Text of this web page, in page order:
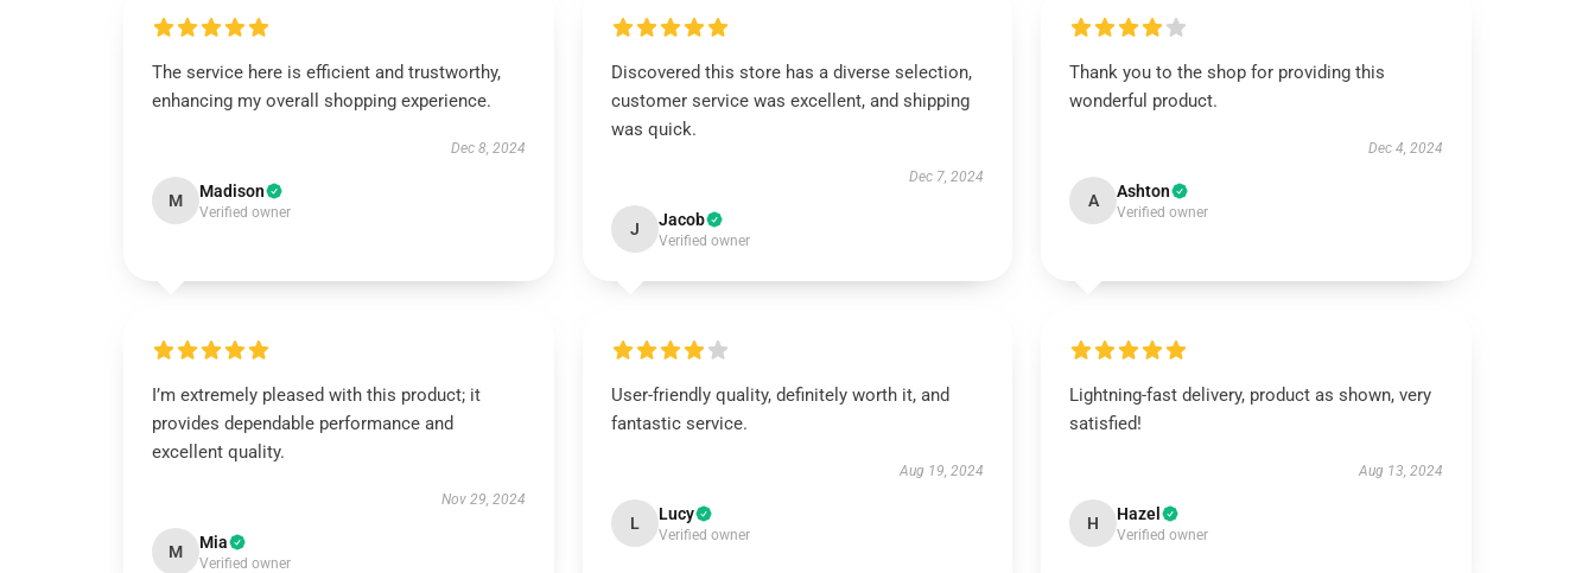
The service here is efficient and trustworthy,
enhancing my overall shopping experience.
Dec 8, 2024
M Madison
Verified owner
Discovered this store has a diverse selection,
customer service was excellent, and shipping
was quick.
Dec 7, 2024
J Jacob
Verified owner
Thank you to the shop for providing this
wonderful product.
Dec 4, 2024
A Ashton
Verified owner
I’m extremely pleased with this product; it
provides dependable performance and
excellent quality.
Nov 29, 2024
M Mia
Verified owner
User-friendly quality, definitely worth it, and
fantastic service.
Aug 19, 2024
L Lucy
Verified owner
Lightning-fast delivery, product as shown, very
satisfied!
Aug 13, 2024
H Hazel
Verified owner